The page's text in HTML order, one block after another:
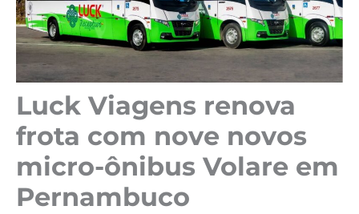
Luck Viagens renova
frota com nove novos
micro-ônibus Volare em
Pernambuco